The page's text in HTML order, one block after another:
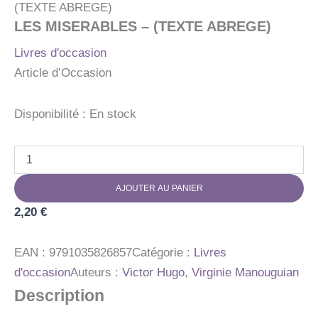
(TEXTE ABREGE)
LES MISERABLES – (TEXTE ABREGE)
Livres d'occasion
Article d’Occasion
Disponibilité : En stock
LES
MISERABLES
-
AJOUTER AU PANIER
2,20 €
EAN : 9791035826857Catégorie : Livres
d'occasionAuteurs : Victor Hugo, Virginie Manouguian
Description